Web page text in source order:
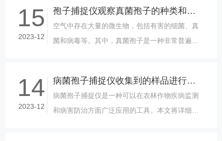
15
2023-12
孢子捕捉仪观察真菌孢子的种类和数量变化
空气中存在大量的微生物，包括有害的细菌、真
菌和病毒等。其中，真菌孢子是一种非常普遍的
布......
14
2023-12
病菌孢子捕捉仪收集到的样品进行检测
病菌孢子捕捉仪是一种可以在农林作物疾病监测
和病害防治方面广泛应用的工具。本文将详细介